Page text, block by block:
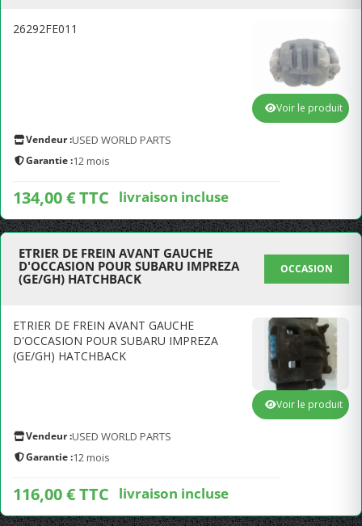
26292FE011
Vendeur :USED WORLD PARTS
Garantie :12 mois
134,00 € TTC livraison incluse
Voir le produit
ETRIER DE FREIN AVANT GAUCHE
D'OCCASION POUR SUBARU IMPREZA
(GE/GH) HATCHBACK
OCCASION
ETRIER DE FREIN AVANT GAUCHE
D'OCCASION POUR SUBARU IMPREZA
(GE/GH) HATCHBACK
Vendeur :USED WORLD PARTS
Garantie :12 mois
116,00 € TTC livraison incluse
Voir le produit